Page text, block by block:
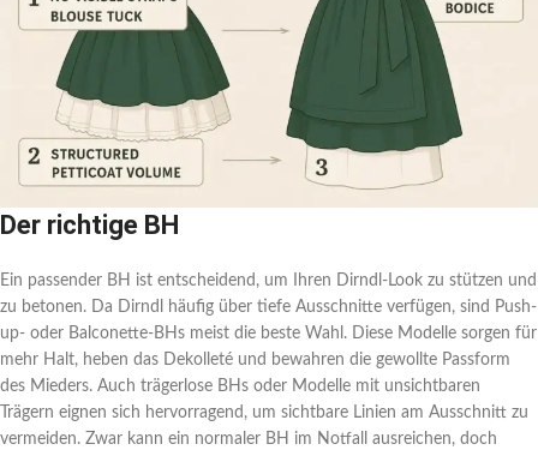
Der richtige BH
Ein passender BH ist entscheidend, um Ihren Dirndl-Look zu stützen und
zu betonen. Da Dirndl häufig über tiefe Ausschnitte verfügen, sind Push-
up- oder Balconette-BHs meist die beste Wahl. Diese Modelle sorgen für
mehr Halt, heben das Dekolleté und bewahren die gewollte Passform
des Mieders. Auch trägerlose BHs oder Modelle mit unsichtbaren
Trägern eignen sich hervorragend, um sichtbare Linien am Ausschnitt zu
vermeiden. Zwar kann ein normaler BH im Notfall ausreichen, doch